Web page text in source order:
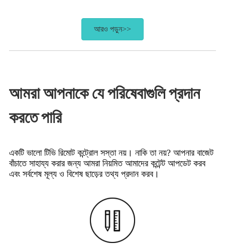
আরও পড়ুন>>
আমরা আপনাকে যে পরিষেবাগুলি প্রদান
করতে পারি
একটি ভালো টিভি রিমোট কন্ট্রোল সস্তা নয়। নাকি তা নয়? আপনার বাজেট
বাঁচাতে সাহায্য করার জন্য আমরা নিয়মিত আমাদের কন্টেন্ট আপডেট করব
এবং সর্বশেষ মূল্য ও বিশেষ ছাড়ের তথ্য প্রদান করব।